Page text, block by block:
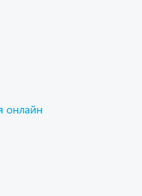
онлайн